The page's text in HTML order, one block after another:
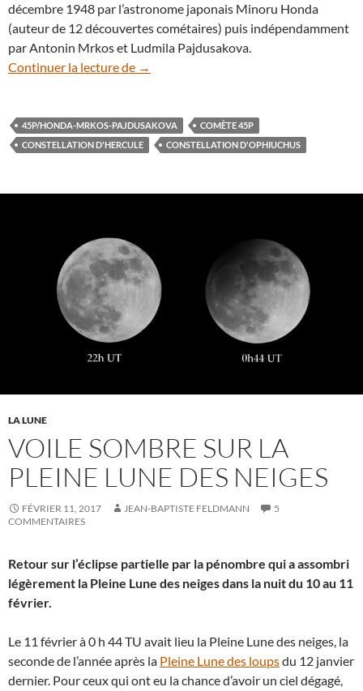
décembre 1948 par l’astronome japonais Minoru Honda
(auteur de 12 découvertes cométaires) puis indépendamment
par Antonin Mrkos et Ludmila Pajdusakova.
Continuer la lecture de Moins lumineuse que prévu, la comète
→
45P/HONDA-MRKOS-PAJDUSAKOVA
COMÈTE 45P
CONSTELLATION D'HERCULE
CONSTELLATION D'OPHIUCHUS
LA LUNE
VOILE SOMBRE SUR LA
PLEINE LUNE DES NEIGES
FÉVRIER 11, 2017 JEAN-BAPTISTE FELDMANN
5
COMMENTAIRES
Retour sur l’éclipse partielle par la pénombre qui a assombri
légèrement la Pleine Lune des neiges dans la nuit du 10 au 11
février.
Le 11 février à 0 h 44 TU avait lieu la Pleine Lune des neiges, la
seconde de l’année après la Pleine Lune des loupsdu 12 janvier
dernier. Pour ceux qui ont eu la chance d’avoir un ciel dégagé,